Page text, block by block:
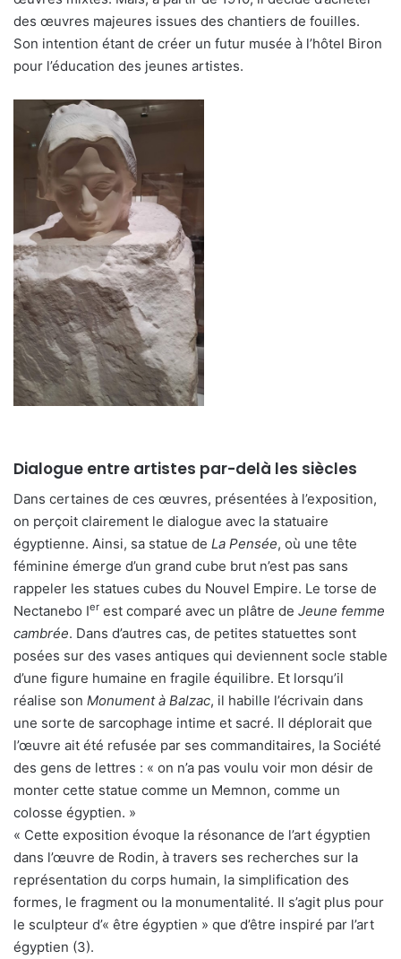
des œuvres majeures issues des chantiers de fouilles.
Son intention étant de créer un futur musée à l’hôtel Biron
pour l’éducation des jeunes artistes.
Dialogue entre artistes par-delà les siècles
Dans certaines de ces œuvres, présentées à l’exposition,
on perçoit clairement le dialogue avec la statuaire
égyptienne. Ainsi, sa statue de La Pensée, où une tête
féminine émerge d’un grand cube brut n’est pas sans
rappeler les statues cubes du Nouvel Empire. Le torse de
Nectanebo Ier est comparé avec un plâtre de Jeune femme
cambrée. Dans d’autres cas, de petites statuettes sont
posées sur des vases antiques qui deviennent socle stable
d’une figure humaine en fragile équilibre. Et lorsqu’il
réalise son Monument à Balzac, il habille l’écrivain dans
une sorte de sarcophage intime et sacré. Il déplorait que
l’œuvre ait été refusée par ses commanditaires, la Société
des gens de lettres : « on n’a pas voulu voir mon désir de
monter cette statue comme un Memnon, comme un
colosse égyptien. »
« Cette exposition évoque la résonance de l’art égyptien
dans l’œuvre de Rodin, à travers ses recherches sur la
représentation du corps humain, la simplification des
formes, le fragment ou la monumentalité. Il s’agit plus pour
le sculpteur d’« être égyptien » que d’être inspiré par l’art
égyptien (3).